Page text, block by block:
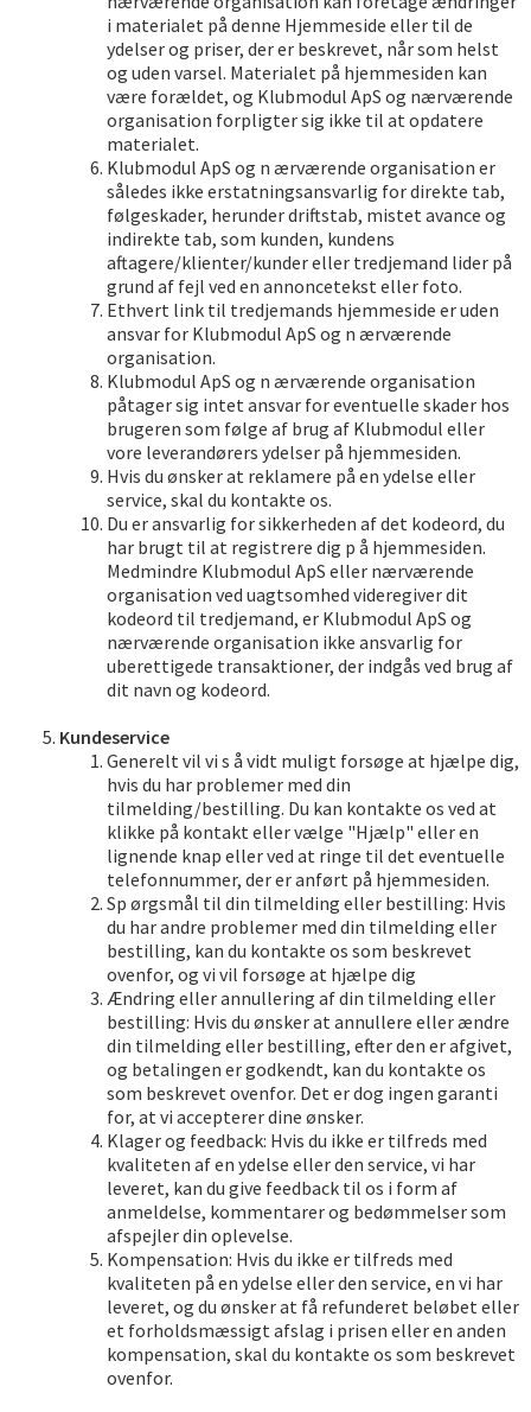
i materialet på denne Hjemmeside eller til de
ydelser og priser, der er beskrevet, når som helst
og uden varsel. Materialet på hjemmesiden kan
være forældet, og Klubmodul ApS og nærværende
organisation forpligter sig ikke til at opdatere
materialet.
Klubmodul ApS og n ærværende organisation er
således ikke erstatningsansvarlig for direkte tab,
følgeskader, herunder driftstab, mistet avance og
indirekte tab, som kunden, kundens
aftagere/klienter/kunder eller tredjemand lider på
grund af fejl ved en annoncetekst eller foto.
Ethvert link til tredjemands hjemmeside er uden
ansvar for Klubmodul ApS og n ærværende
organisation.
Klubmodul ApS og n ærværende organisation
påtager sig intet ansvar for eventuelle skader hos
brugeren som følge af brug af Klubmodul eller
vore leverandørers ydelser på hjemmesiden.
Hvis du ønsker at reklamere på en ydelse eller
service, skal du kontakte os.
Du er ansvarlig for sikkerheden af det kodeord, du
har brugt til at registrere dig p å hjemmesiden.
Medmindre Klubmodul ApS eller nærværende
organisation ved uagtsomhed videregiver dit
kodeord til tredjemand, er Klubmodul ApS og
nærværende organisation ikke ansvarlig for
uberettigede transaktioner, der indgås ved brug af
dit navn og kodeord.
Kundeservice
Generelt vil vi s å vidt muligt forsøge at hjælpe dig,
hvis du har problemer med din
tilmelding/bestilling. Du kan kontakte os ved at
klikke på kontakt eller vælge "Hjælp" eller en
lignende knap eller ved at ringe til det eventuelle
telefonnummer, der er anført på hjemmesiden.
Sp ørgsmål til din tilmelding eller bestilling: Hvis
du har andre problemer med din tilmelding eller
bestilling, kan du kontakte os som beskrevet
ovenfor, og vi vil forsøge at hjælpe dig
Ændring eller annullering af din tilmelding eller
bestilling: Hvis du ønsker at annullere eller ændre
din tilmelding eller bestilling, efter den er afgivet,
og betalingen er godkendt, kan du kontakte os
som beskrevet ovenfor. Det er dog ingen garanti
for, at vi accepterer dine ønsker.
Klager og feedback: Hvis du ikke er tilfreds med
kvaliteten af en ydelse eller den service, vi har
leveret, kan du give feedback til os i form af
anmeldelse, kommentarer og bedømmelser som
afspejler din oplevelse.
Kompensation: Hvis du ikke er tilfreds med
kvaliteten på en ydelse eller den service, en vi har
leveret, og du ønsker at få refunderet beløbet eller
et forholdsmæssigt afslag i prisen eller en anden
kompensation, skal du kontakte os som beskrevet
ovenfor.